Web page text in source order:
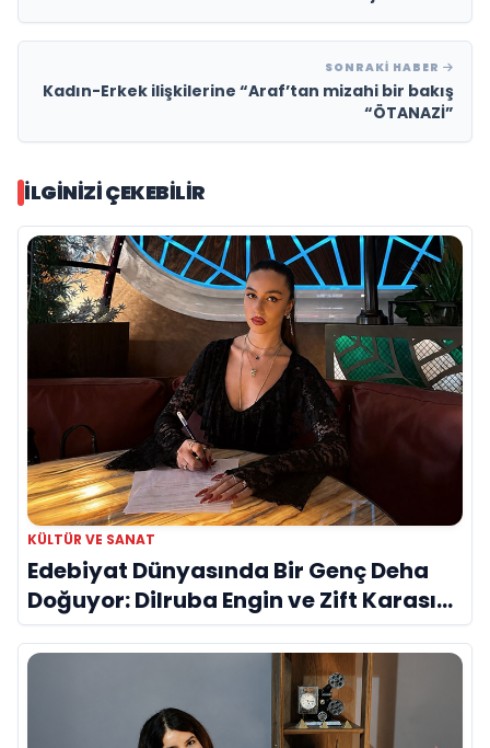
SONRAKI HABER
Kadın-Erkek ilişkilerine “Araf’tan mizahi bir bakış
“ÖTANAZİ”
İLGINIZI ÇEKEBILIR
KÜLTÜR VE SANAT
Edebiyat Dünyasında Bir Genç Deha
Doğuyor: Dilruba Engin ve Zift Karası
Evreni ‘AVENOİR’